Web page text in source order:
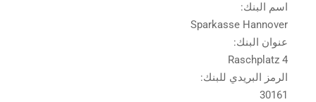
اسم البنك:
Sparkasse Hannover
عنوان البنك:
Raschplatz 4
الرمز البريدي للبنك:
30161